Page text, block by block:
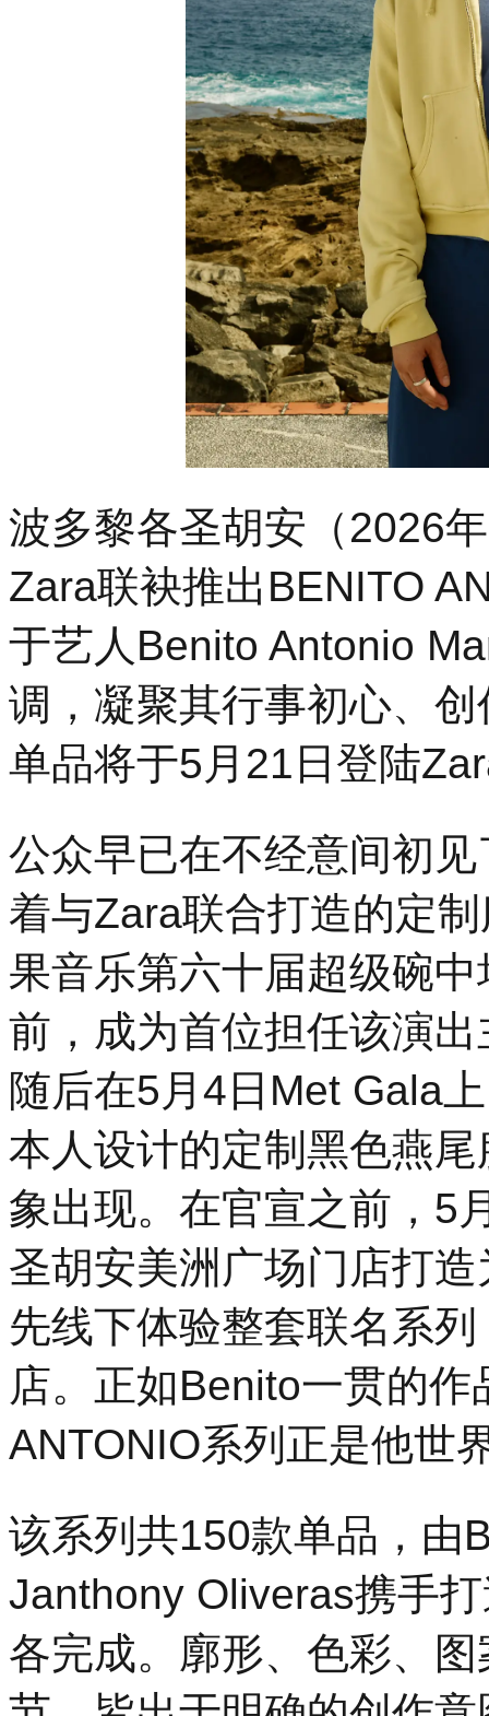
波多黎各圣胡安（2026
Zara联袂推出BENITO
于艺人Benito Antonio
调，凝聚其行事初心、
单品将于5月21日登陆
公众早已在不经意间初
着与Zara联合打造的定
果音乐第六十届超级碗
前，成为首位担任该演
随后在5月4日Met Gala
本人设计的定制黑色燕
象出现。在官宣之前，5
圣胡安美洲广场门店打
先线下体验整套联名系
店。正如Benito一贯的
ANTONIO系列正是他世
该系列共150款单品，由
Janthony Oliveras携手
各完成。廓形、色彩、